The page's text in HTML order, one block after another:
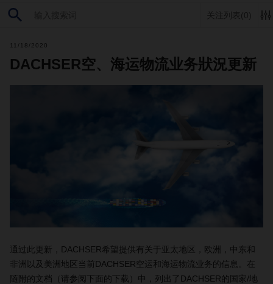
关注列表 (0)
11/18/2020
DACHSER空、海运物流业务狀況更新
通过此更新，DACHSER希望提供有关于亚太地区，欧洲，中东和
非洲以及美洲地区当前DACHSER空运和海运物流业务的信息。在
随附的文档（请参阅下面的下载）中，列出了DACHSER的国家/地